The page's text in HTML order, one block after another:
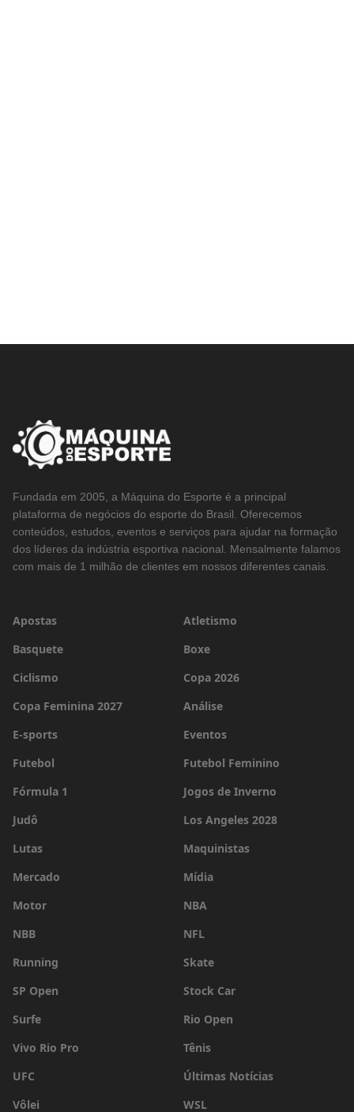
Fundada em 2005, a Máquina do Esporte é a principal
plataforma de negócios do esporte do Brasil. Oferecemos
conteúdos, estudos, eventos e serviços para ajudar na formação
dos líderes da indústria esportiva nacional. Mensalmente falamos
com mais de 1 milhão de clientes em nossos diferentes canais.
Apostas
Atletismo
Basquete
Boxe
Ciclismo
Copa 2026
Copa Feminina 2027
Análise
E-sports
Eventos
Futebol
Futebol Feminino
Fórmula 1
Jogos de Inverno
Judô
Los Angeles 2028
Lutas
Maquinistas
Mercado
Mídia
Motor
NBA
NBB
NFL
Running
Skate
SP Open
Stock Car
Surfe
Rio Open
Vivo Rio Pro
Tênis
UFC
Últimas Notícias
Vôlei
WSL